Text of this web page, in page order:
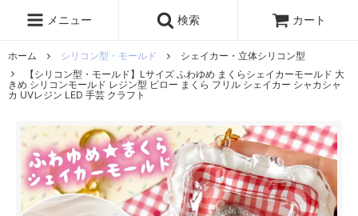
メニュー 検索 カート
ホーム シリコン型・モールド
シェイカー・立体シリコン型
【シリコン型・モールド】Lサイズ ふわゆめ まくらシェイカーモールド 大
きめ シリコンモールド レジン型 ピロー まくら フリル シェイカー シャカシャ
カ UVレジン LED 手芸 クラフト